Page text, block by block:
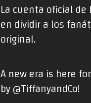
La cuenta oficial
en dividir a los
original.
A new era is here for
by@TiffanyandCo!